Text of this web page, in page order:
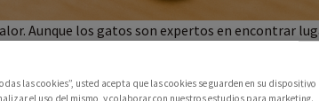
Aunque los gatos son expertos en encontrar
y evitar golpes de calor.
mininos?
las cookies”, usted acepta que las cookies se guarden en su